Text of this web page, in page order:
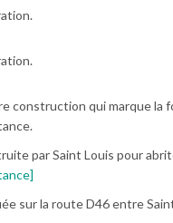
construction qui marque la
par Saint Louis pour
sur la route D46 entre